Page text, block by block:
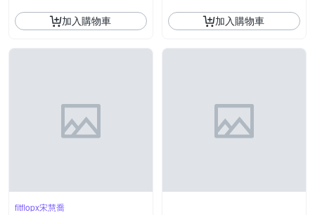
加入購物車 加入購物車
fitflopx宋慧喬